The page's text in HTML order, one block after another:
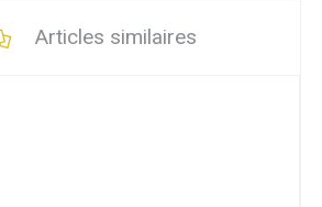
Articles similaires